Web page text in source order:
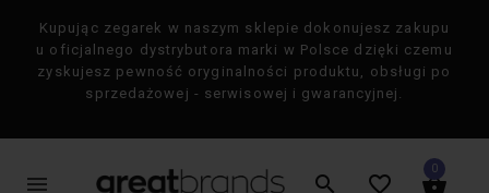
Kupując zegarek w naszym sklepie dokonujesz zakupu
u oficjalnego dystrybutora marki w Polsce dzięki czemu
zyskujesz pewność oryginalności produktu, obsługi po
sprzedażowej - serwisowej i gwarancyjnej.
menu shopping_basket
0
favorite_border
search
×